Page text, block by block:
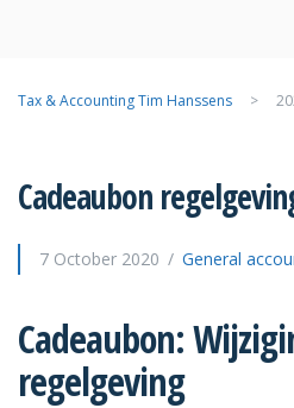
>
Cadeaubon
7 October 2020 General
Cadeaubon:
regelgeving